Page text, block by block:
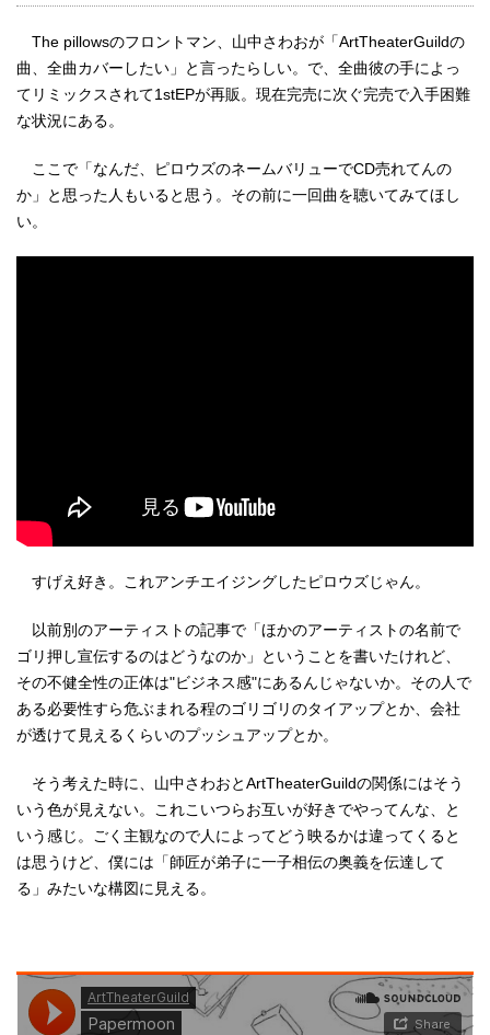
The pillowsのフロントマン、山中さわおが「ArtTheaterGuildの
曲、全曲カバーしたい」と言ったらしい。で、全曲彼の手によっ
てリミックスされて1stEPが再販。現在完売に次ぐ完売で入手困難
な状況にある。
ここで「なんだ、ピロウズのネームバリューでCD売れてんの
か」と思った人もいると思う。その前に一回曲を聴いてみてほし
い。
すげえ好き。これアンチエイジングしたピロウズじゃん。
以前別のアーティストの記事で「ほかのアーティストの名前で
ゴリ押し宣伝するのはどうなのか」ということを書いたけれど、
その不健全性の正体は"ビジネス感"にあるんじゃないか。その人で
ある必要性すら危ぶまれる程のゴリゴリのタイアップとか、会社
が透けて見えるくらいのプッシュアップとか。
そう考えた時に、山中さわおとArtTheaterGuildの関係にはそう
いう色が見えない。これこいつらお互いが好きでやってんな、と
いう感じ。ごく主観なので人によってどう映るかは違ってくると
は思うけど、僕には「師匠が弟子に一子相伝の奥義を伝達して
る」みたいな構図に見える。